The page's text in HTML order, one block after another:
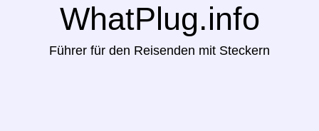
WhatPlug.info
Führer für den Reisenden mit Steckern